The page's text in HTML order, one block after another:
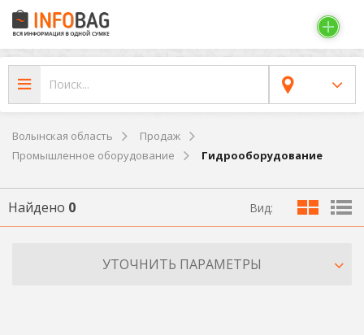
Волынская область
Продаж
Промышленное оборудование
Гидрооборудование
Найдено 0 Вид:
УТОЧНИТЬ ПАРАМЕТРЫ